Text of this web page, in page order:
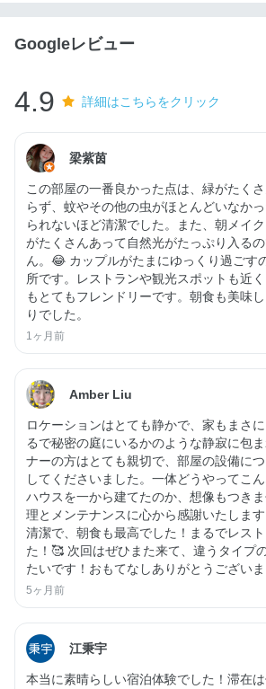
Googleレビュー
4.9 詳細はこちらをクリック
梁紫茵
この部屋の一番良かった点は、緑がたく
らず、蚊やその他の虫がほとんどいなか
られないほど清潔でした。また、朝メイ
がたくさんあって自然光がたっぷり入る
ん。😂 カップルがたまにゆっくり過ごす
所です。レストランや観光スポットも近
もとてもフレンドリーです。朝食も美味
りでした。
1ヶ月前
Amber Liu
ロケーションはとても静かで、家もまさ
るで秘密の庭にいるかのような静寂に包
ナーの方はとても親切で、部屋の設備に
してくださいました。一体どうやってこ
ハウスを一から建てたのか、想像もつき
理とメンテナンスに心から感謝いたしま
清潔で、朝食も最高でした！まるでレス
た！🥰 次回はぜひまた来て、違うタイプ
たいです！おもてなしありがとうございま
5ヶ月前
江秉宇
本当に素晴らしい宿泊体験でした！滞在